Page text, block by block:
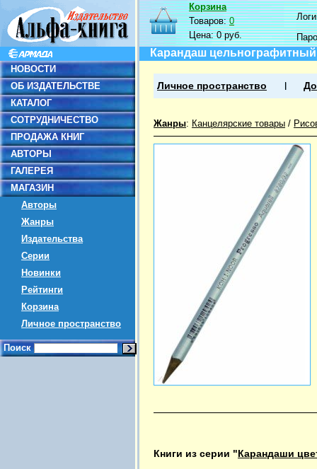
НОВОСТИ
ОБ ИЗДАТЕЛЬСТВЕ
КАТАЛОГ
СОТРУДНИЧЕСТВО
ПРОДАЖА КНИГ
АВТОРЫ
ГАЛЕРЕЯ
МАГАЗИН
Авторы
Жанры
Издательства
Серии
Новинки
Рейтинги
Корзина
Личное пространство
Поиск
Корзина
Товаров:0
Цена:0 руб.
Карандаш цельнографитный
Личное пространство
Жанры: Канцелярские товары /
Книги из серии "Карандаши